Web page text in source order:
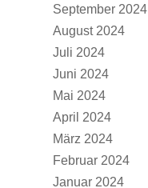
September 2024
August 2024
Juli 2024
Juni 2024
Mai 2024
April 2024
März 2024
Februar 2024
Januar 2024